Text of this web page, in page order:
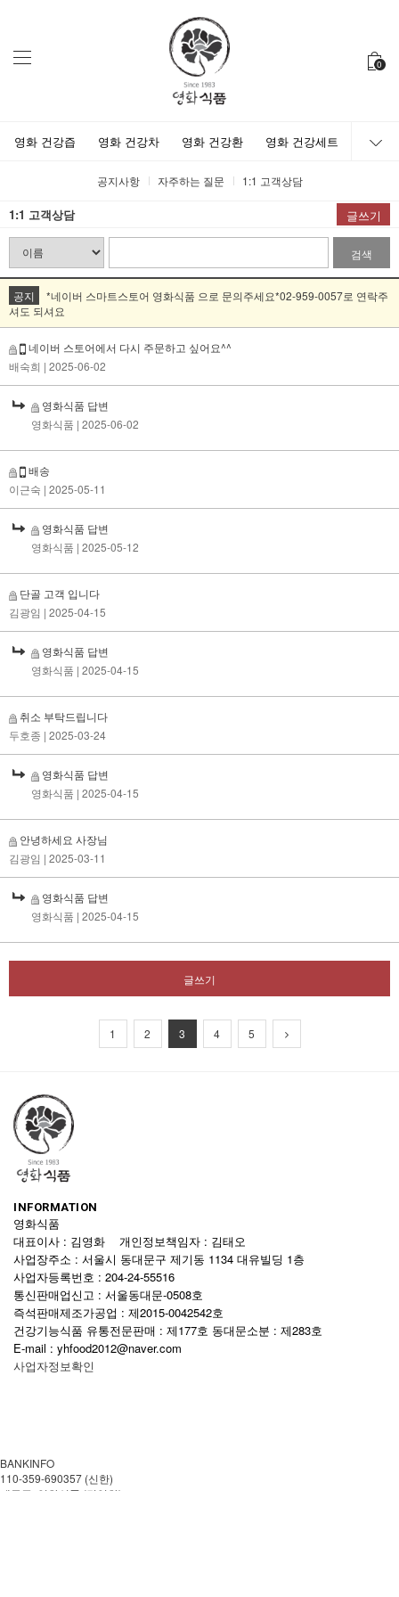
0
영화 건강즙 영화 건강차 영화 건강환 영화 건강세트
공지사항 자주하는 질문 1:1 고객상담
1:1 고객상담 글쓰기
검색
공지
*네이버 스마트스토어 영화식품 으로 문의주세요*02-959-0057로 연락주
셔도 되셔요
네이버 스토어에서 다시 주문하고 싶어요^^
배숙희 | 2025-06-02
영화식품 답변
영화식품 | 2025-06-02
배송
이근숙 | 2025-05-11
영화식품 답변
영화식품 | 2025-05-12
단골 고객 입니다
김광임 | 2025-04-15
영화식품 답변
영화식품 | 2025-04-15
취소 부탁드립니다
두호종 | 2025-03-24
영화식품 답변
영화식품 | 2025-04-15
안녕하세요 사장님
김광임 | 2025-03-11
영화식품 답변
영화식품 | 2025-04-15
글쓰기
1 2 3 4 5
INFORMATION
영화식품
대표이사 : 김영화 개인정보책임자 : 김태오
사업장주소 : 서울시 동대문구 제기동 1134 대유빌딩 1층
사업자등록번호 : 204-24-55516
통신판매업신고 : 서울동대문-0508호
즉석판매제조가공업 : 제2015-0042542호
건강기능식품 유통전문판매 : 제177호 동대문소분 : 제283호
E-mail : yhfood2012@naver.com
사업자정보확인
BANKINFO
110-359-690357 (신한)
예금주: 영화식품 (김영화)